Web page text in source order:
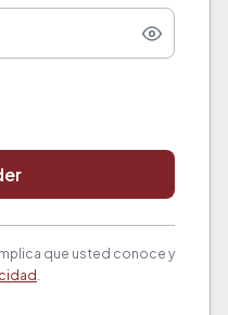
que usted conoce y
.